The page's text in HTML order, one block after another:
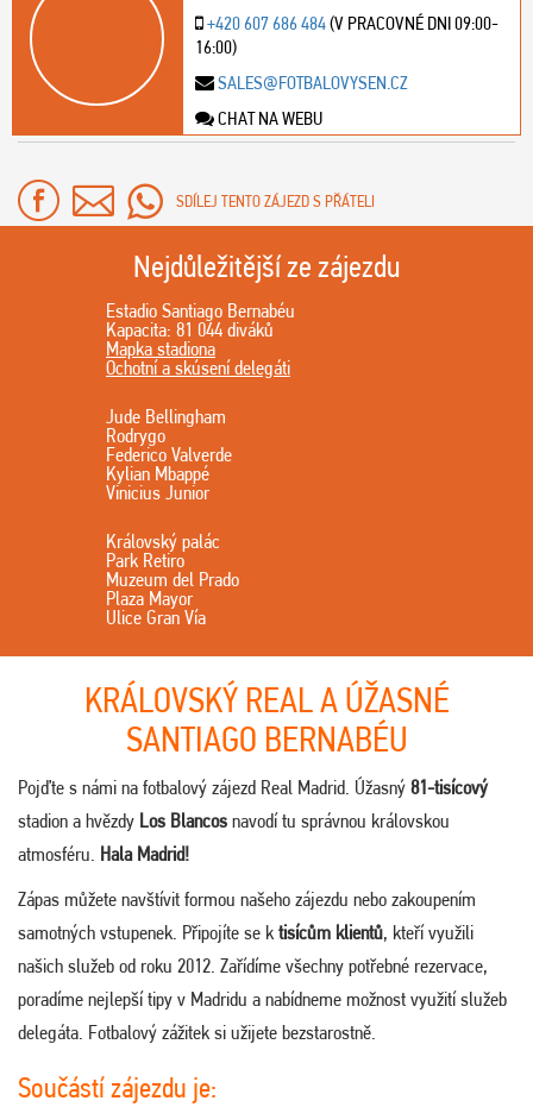
+420 607 686 484(V PRACOVNÉ DNI 09:00-
16:00)
SALES@FOTBALOVYSEN.CZ
CHAT NA WEBU
SDÍLEJ TENTO ZÁJEZD S PŘÁTELI
Nejdůležitější ze zájezdu
Estadio Santiago Bernabéu
Kapacita: 81 044 diváků
Mapka stadiona
Ochotní a skúsení delegáti
Jude Bellingham
Rodrygo
Federico Valverde
Kylian Mbappé
Vinicius Junior
Královský palác
Park Retiro
Muzeum del Prado
Plaza Mayor
Ulice Gran Vía
KRÁLOVSKÝ REAL A ÚŽASNÉ
SANTIAGO BERNABÉU
Pojďte s námi na fotbalový zájezd Real Madrid. Úžasný 81-tisícový
stadion a hvězdy Los Blancos navodí tu správnou královskou
atmosféru. Hala Madrid!
Zápas můžete navštívit formou našeho zájezdu nebo zakoupením
samotných vstupenek. Připojíte se ktisícům klientů, kteří využili
našich služeb od roku 2012. Zařídíme všechny potřebné rezervace,
poradíme nejlepší tipy v Madridu a nabídneme možnost využití služeb
delegáta. Fotbalový zážitek si užijete bezstarostně.
Součástí zájezdu je: